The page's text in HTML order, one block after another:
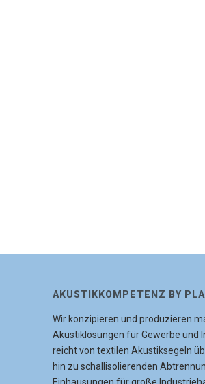
AKUSTIKKOMPETENZ BY
Wir konzipieren und produzieren
Akustiklösungen für Gewerbe und
reicht von textilen Akustiksegeln
hin zu schallisolierenden